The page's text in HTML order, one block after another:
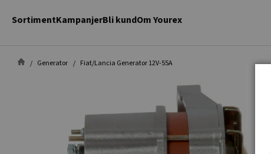
SortimentKampanjerBli kundOm Yourex
Generator Fiat/Lancia Generator 12V-55A